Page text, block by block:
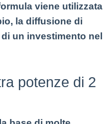
viene utilizzata
la diffusione di
un investimento nel
potenze di 2